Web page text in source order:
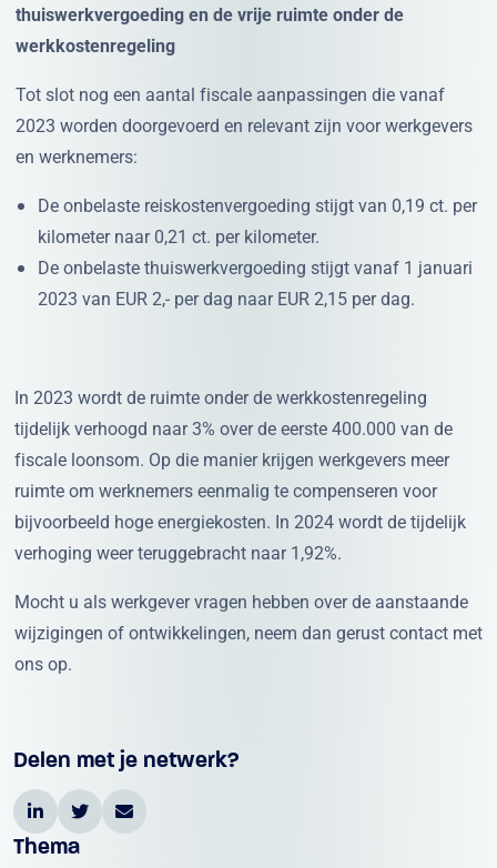
thuiswerkvergoeding en de vrije ruimte onder de
werkkostenregeling
Tot slot nog een aantal fiscale aanpassingen die vanaf
2023 worden doorgevoerd en relevant zijn voor werkgevers
en werknemers:
De onbelaste reiskostenvergoeding stijgt van 0,19 ct. per
kilometer naar 0,21 ct. per kilometer.
De onbelaste thuiswerkvergoeding stijgt vanaf 1 januari
2023 van EUR 2,- per dag naar EUR 2,15 per dag.
In 2023 wordt de ruimte onder de werkkostenregeling
tijdelijk verhoogd naar 3% over de eerste 400.000 van de
fiscale loonsom. Op die manier krijgen werkgevers meer
ruimte om werknemers eenmalig te compenseren voor
bijvoorbeeld hoge energiekosten. In 2024 wordt de tijdelijk
verhoging weer teruggebracht naar 1,92%.
Mocht u als werkgever vragen hebben over de aanstaande
wijzigingen of ontwikkelingen, neem dan gerust contact met
ons op.
Delen met je netwerk?
Thema